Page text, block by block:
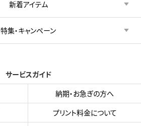
新着アイテム
特集・キャンペーン
サービスガイド
納期・お急ぎの方へ
プリント料金について